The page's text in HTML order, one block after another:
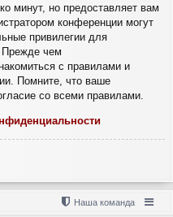
минут, но предоставляет вам
конференции могут
привилегии для
Прежде чем
с правилами и
Помните, что ваше
со всеми правилами.
Наша команда